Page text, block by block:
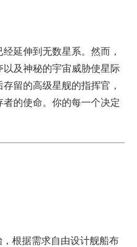
延伸到无数星系。然而，
及神秘的宇宙威胁使星际
留的高级星舰的指挥官，
的使命。你的每一个决定
根据需求自由设计舰船布